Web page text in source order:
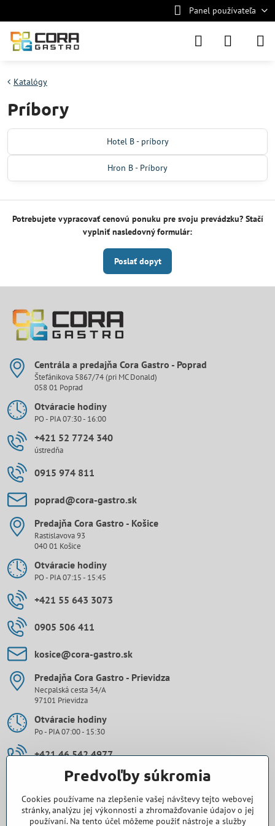
Panel používateľa
Katalógy
Príbory
Hotel B - príbory
Hron B - Príbory
Potrebujete vypracovať cenovú ponuku pre svoju prevádzku? Stačí
vyplniť nasledovný formulár:
Poslať dopyt
Centrála a predajňa Cora Gastro - Poprad
Štefánikova 5867/74 (pri MC Donald)
058 01 Poprad
Otváracie hodiny
PO - PIA 07:30 - 16:00
+421 52 7724 340
ústredňa
0915 974 811
poprad​@cora-gastro​.sk
Predajňa Cora Gastro - Košice
Rastislavova 93
040 01 Košice
Otváracie hodiny
PO - PIA 07:15 - 15:45
+421 55 643 3073
0905 506 411
kosice​@cora-gastro​.sk
Predajňa Cora Gastro - Prievidza
Necpalská cesta 34/A
97101 Prievidza
Otváracie hodiny
Po - PIA 07:00 - 15:30
+421 46 542 4977
0907 971 896
prievidza​@cora-gastro​.sk
Predvoľby súkromia
Cookies používame na zlepšenie vašej návštevy tejto webovej
stránky, analýzu jej výkonnosti a zhromažďovanie údajov o jej
používaní. Na tento účel môžeme použiť nástroje a služby